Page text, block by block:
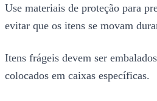
Use materiais de proteção para
evitar que os itens se movam
Itens frágeis devem ser
colocados em caixas específicas.